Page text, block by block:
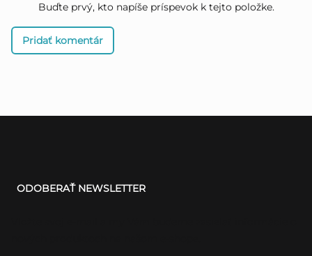
Buďte prvý, kto napíše príspevok k tejto položke.
Pridať komentár
ODOBERAŤ NEWSLETTER